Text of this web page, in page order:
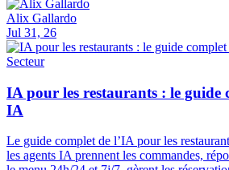
Alix Gallardo
Jul 31, 26
Secteur
IA pour les restaurants : le guide
IA
Le guide complet de l’IA pour les
les agents IA prennent les commandes,